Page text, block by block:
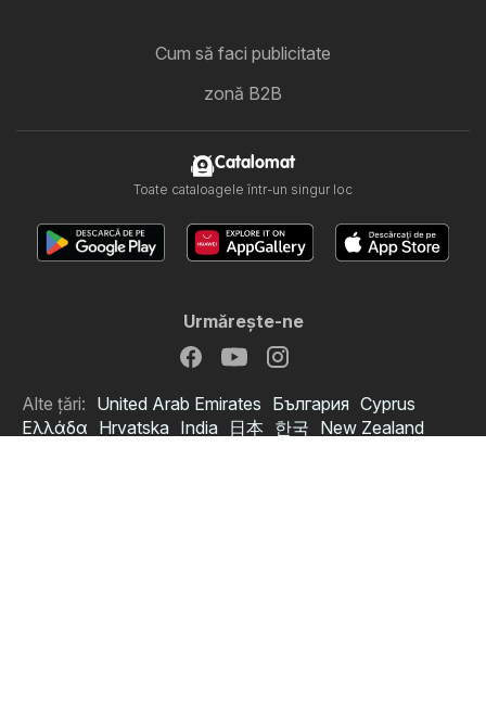
Cum să faci publicitate
zonă B2B
Catalomat
Toate cataloagele într-un singur loc
Urmăreşte-ne
Alte țări: United Arab Emirates България Cyprus
Ελλάδα Hrvatska India 日本 한국 New Zealand